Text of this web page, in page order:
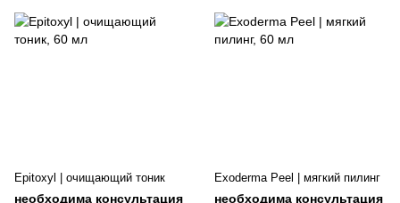
Epitoxyl | очищающий тоник
необходима консультация
Exoderma Peel | мягкий пилинг
необходима консультация